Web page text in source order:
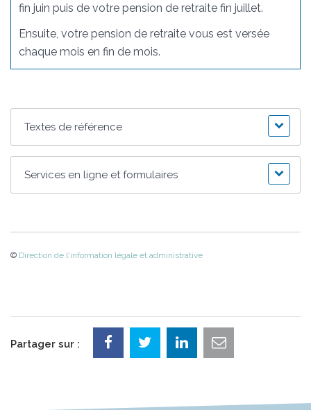
fin juin puis de votre pension de retraite fin juillet.
Ensuite, votre pension de retraite vous est versée
chaque mois en fin de mois.
Textes de référence
Services en ligne et formulaires
© Direction de l'information légale et administrative
Partager sur :